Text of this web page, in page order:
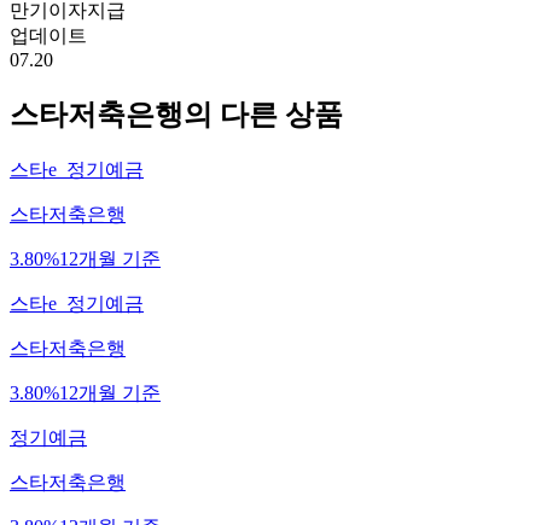
만기이자지급
업데이트
07.20
스타저축은행의 다른 상품
스타e_정기예금
스타저축은행
3.80%12개월 기준
스타e_정기예금
스타저축은행
3.80%12개월 기준
정기예금
스타저축은행